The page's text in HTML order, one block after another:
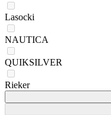
Lasocki
NAUTICA
QUIKSILVER
Rieker